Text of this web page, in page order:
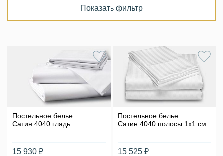
Показать фильтр
Постельное белье
Сатин 4040 гладь
15 930 ₽
Постельное белье
Сатин 4040 полосы 1х1 см
15 525 ₽